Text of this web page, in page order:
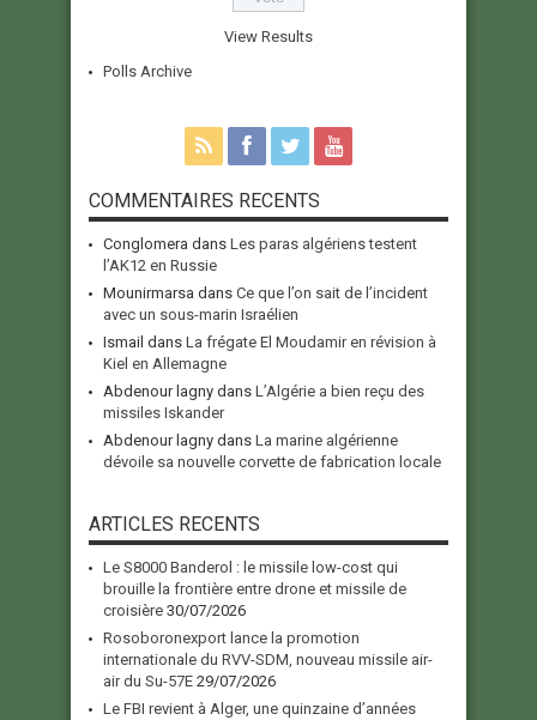
View Results
Polls Archive
COMMENTAIRES RECENTS
Conglomera dans Les paras algériens testent
l’AK12 en Russie
Mounirmarsa dans Ce que l’on sait de l’incident
avec un sous-marin Israélien
Ismail dans La frégate El Moudamir en révision à
Kiel en Allemagne
Abdenour lagny dans L’Algérie a bien reçu des
missiles Iskander
Abdenour lagny dans La marine algérienne
dévoile sa nouvelle corvette de fabrication locale
ARTICLES RECENTS
Le S8000 Banderol : le missile low-cost qui
brouille la frontière entre drone et missile de
croisière 30/07/2026
Rosoboronexport lance la promotion
internationale du RVV-SDM, nouveau missile air-
air du Su-57E 29/07/2026
Le FBI revient à Alger, une quinzaine d’années